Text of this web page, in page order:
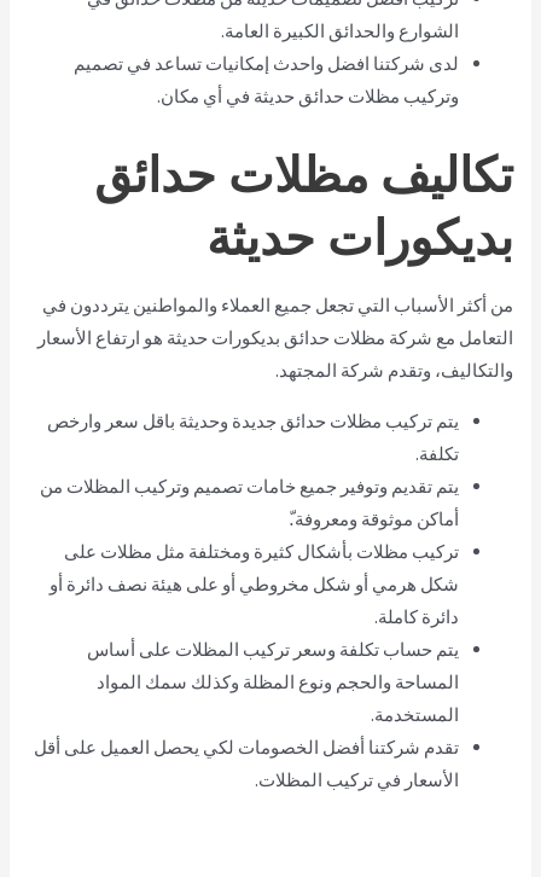
الشوارع والحدائق الكبيرة العامة.
لدى شركتنا افضل واحدث إمكانيات تساعد في تصميم
وتركيب مظلات حدائق حديثة في أي مكان.
تكاليف مظلات حدائق
بديكورات حديثة
من أكثر الأسباب التي تجعل جميع العملاء والمواطنين يترددون في
التعامل مع شركة مظلات حدائق بديكورات حديثة هو ارتفاع الأسعار
والتكاليف، وتقدم شركة المجتهد.
يتم تركيب مظلات حدائق جديدة وحديثة باقل سعر وارخص
تكلفة.
يتم تقديم وتوفير جميع خامات تصميم وتركيب المظلات من
أماكن موثوقة ومعروفة.ّ
تركيب مظلات بأشكال كثيرة ومختلفة مثل مظلات على
شكل هرمي أو شكل مخروطي أو على هيئة نصف دائرة أو
دائرة كاملة.
يتم حساب تكلفة وسعر تركيب المظلات على أساس
المساحة والحجم ونوع المظلة وكذلك سمك المواد
المستخدمة.
تقدم شركتنا أفضل الخصومات لكي يحصل العميل على أقل
الأسعار في تركيب المظلات.